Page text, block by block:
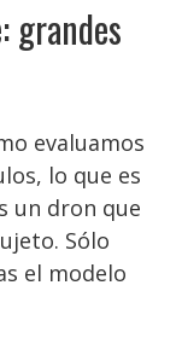
grandes
evaluamos
lo que es
un dron que
Sólo
el modelo